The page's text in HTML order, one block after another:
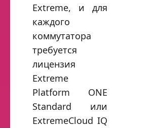
Extreme, и для
каждого
коммутатора
требуется
лицензия
Extreme
Platform ONE
Standard или
ExtremeCloud IQ